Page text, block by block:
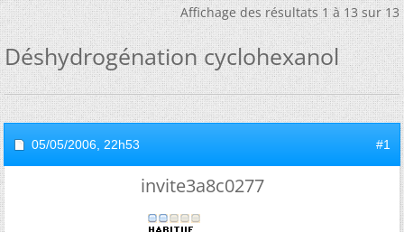
Affichage des résultats 1 à 13 sur 13
Déshydrogénation cyclohexanol
05/05/2006, 22h53 #1
invite3a8c0277